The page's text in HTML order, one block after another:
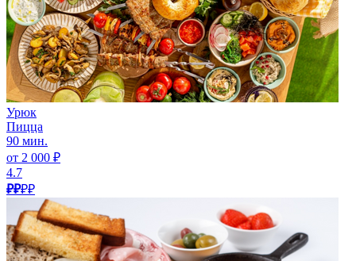
Урюк
Пицца
90 мин.
от 2 000 ₽
4.7
₽₽₽₽